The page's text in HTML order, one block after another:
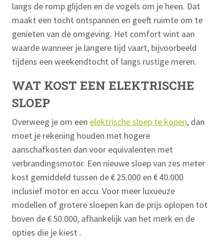
langs de romp glijden en de vogels om je heen. Dat
maakt een tocht ontspannen en geeft ruimte om te
genieten van de omgeving. Het comfort wint aan
waarde wanneer je langere tijd vaart, bijvoorbeeld
tijdens een weekendtocht of langs rustige meren.
WAT KOST EEN ELEKTRISCHE
SLOEP
Overweeg je om een elektrische sloep te kopen, dan
moet je rekening houden met hogere
aanschafkosten dan voor equivalenten met
verbrandingsmotor. Een nieuwe sloep van zes meter
kost gemiddeld tussen de € 25.000 en € 40.000
inclusief motor en accu. Voor meer luxueuze
modellen of grotere sloepen kan de prijs oplopen tot
boven de € 50.000, afhankelijk van het merk en de
opties die je kiest .